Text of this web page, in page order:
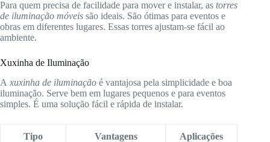
Para quem precisa de facilidade para mover e instalar, as torres
de iluminação móveis são ideais. São ótimas para eventos e
obras em diferentes lugares. Essas torres ajustam-se fácil ao
ambiente.
Xuxinha de Iluminação
A xuxinha de iluminação é vantajosa pela simplicidade e boa
iluminação. Serve bem em lugares pequenos e para eventos
simples. É uma solução fácil e rápida de instalar.
Tipo Vantagens Aplicações